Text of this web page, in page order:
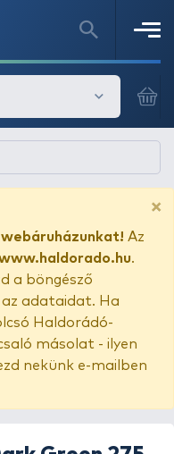
×
Az
.
a böngésző
adataidat. Ha
Haldorádó-
másolat - ilyen
nekünk e-mailben